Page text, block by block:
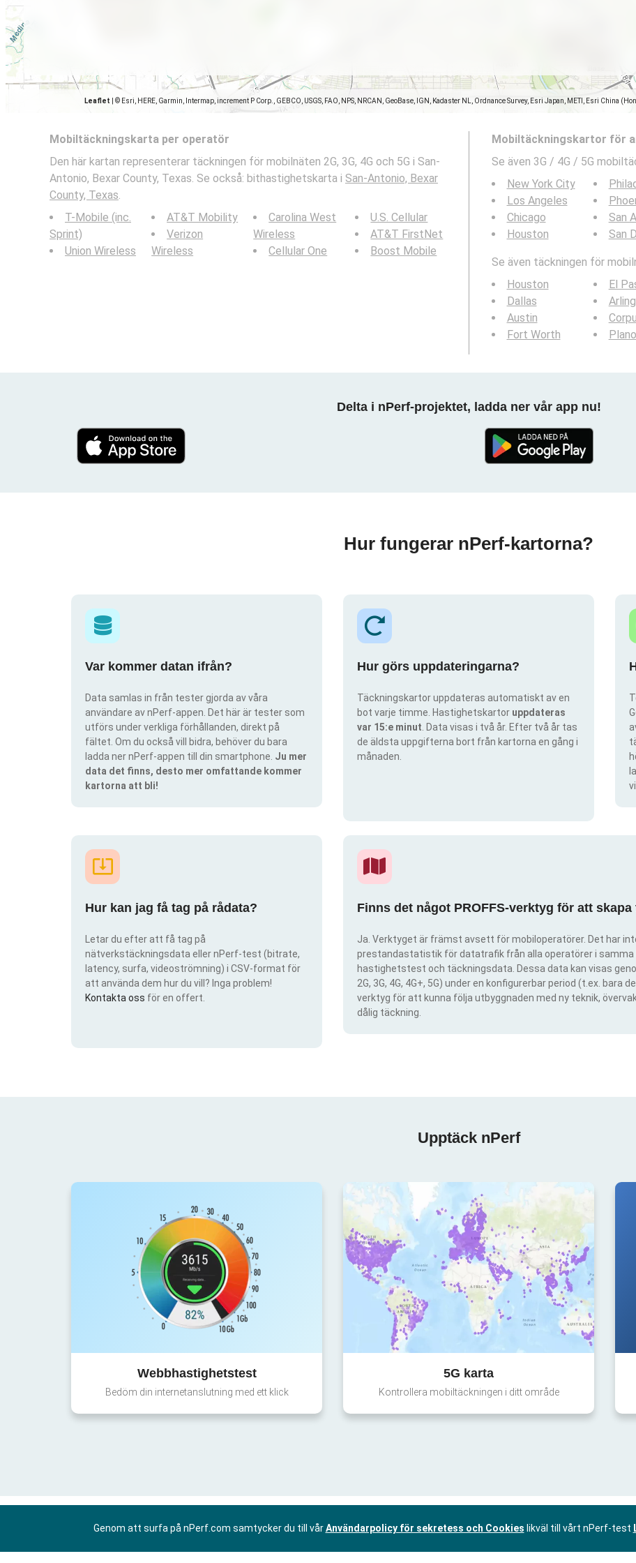
Leaflet © Esri, HERE, Garmin, Intermap, increment P Corp., GEBCO, USGS, FAO, NPS, NRCAN, GeoBase, IGN, Kadaster NL, Ordnance Survey, Esri Japan, METI, Esri China
Mobiltäckningskarta per operatör
Den här kartan representerar täckningen för mobilnäten 2G, 3G, 4G och 5G i San-
Antonio, Bexar County, Texas. Se också: bithastighetskarta i San-Antonio, Bexar
County, Texas.
T-Mobile (inc.
Sprint)
Union Wireless
AT&T Mobility
Verizon
Wireless
Carolina West
Wireless
Cellular One
U.S. Cellular
AT&T FirstNet
Boost Mobile
Mobiltäckningskartor för
Se även 3G / 4G / 5G
New York City
Los Angeles
Chicago
Houston
San
San
Se även täckningen för
Houston
Dallas
Austin
Fort Worth
El
Plano
Delta i nPerf-projektet, ladda ner vår app nu!
Hur fungerar nPerf-kartorna?
Var kommer datan ifrån?
Data samlas in från tester gjorda av våra
användare av nPerf-appen. Det här är tester som
utförs under verkliga förhållanden, direkt på
fältet. Om du också vill bidra, behöver du bara
ladda ner nPerf-appen till din smartphone. Ju mer
data det finns, desto mer omfattande kommer
kartorna att bli!
Hur görs uppdateringarna?
Täckningskartor uppdateras automatiskt av en
bot varje timme. Hastighetskartor uppdateras
var 15:e minut . Data visas i två år. Efter två år tas
de äldsta uppgifterna bort från kartorna en gång i
månaden.
Hur kan jag få tag på rådata?
Letar du efter att få tag på
nätverkstäckningsdata eller nPerf-test (bitrate,
latency, surfa, videoströmning) i CSV-format för
att använda dem hur du vill? Inga problem!
Kontakta oss för en offert.
Finns det något PROFFS-verktyg för att
Ja. Verktyget är främst avsett för mobiloperatörer. Det har
prestandastatistik för datatrafik från alla operatörer i
hastighetstest och täckningsdata. Dessa data kan visas
2G, 3G, 4G, 4G+, 5G) under en konfigurerbar period (t.ex.
verktyg för att kunna följa utbyggnaden med ny teknik,
dålig täckning.
Upptäck nPerf
Webbhastighetstest
Bedöm din internetanslutning med ett klick
5G karta
Kontrollera mobiltäckningen i ditt område
Genom att surfa på nPerf.com samtycker du till vårAnvändarpolicy för sekretess och Cookies likväl till vårt nPerf-test